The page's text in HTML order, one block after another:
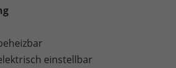
einstellbar